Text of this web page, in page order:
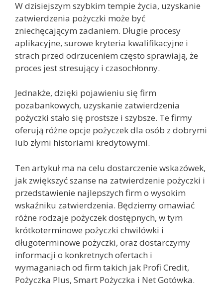
W dzisiejszym szybkim tempie życia, uzyskanie
zatwierdzenia pożyczki może być
zniechęcającym zadaniem. Długie procesy
aplikacyjne, surowe kryteria kwalifikacyjne i
strach przed odrzuceniem często sprawiają, że
proces jest stresujący i czasochłonny.
Jednakże, dzięki pojawieniu się firm
pozabankowych, uzyskanie zatwierdzenia
pożyczki stało się prostsze i szybsze. Te firmy
oferują różne opcje pożyczek dla osób z dobrymi
lub złymi historiami kredytowymi.
Ten artykuł ma na celu dostarczenie wskazówek,
jak zwiększyć szanse na zatwierdzenie pożyczki i
przedstawienie najlepszych firm o wysokim
wskaźniku zatwierdzenia. Będziemy omawiać
różne rodzaje pożyczek dostępnych, w tym
krótkoterminowe pożyczki chwilówki i
długoterminowe pożyczki, oraz dostarczymy
informacji o konkretnych ofertach i
wymaganiach od firm takich jak Profi Credit,
Pożyczka Plus, Smart Pożyczka i Net Gotówka.